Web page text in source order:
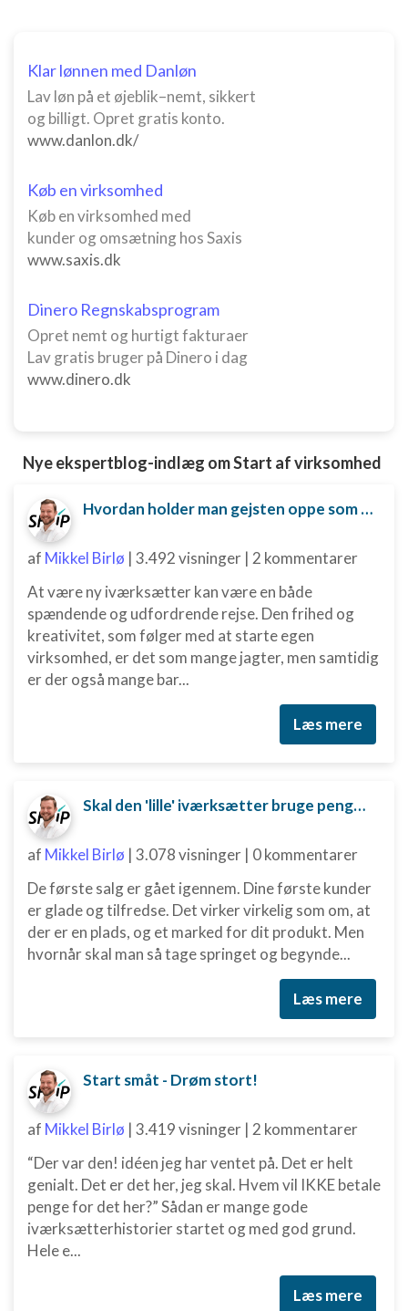
Klar lønnen med Danløn
Lav løn på et øjeblik–nemt, sikkert
og billigt. Opret gratis konto.
www.danlon.dk/
Køb en virksomhed
Køb en virksomhed med
kunder og omsætning hos Saxis
www.saxis.dk
Dinero Regnskabsprogram
Opret nemt og hurtigt fakturaer
Lav gratis bruger på Dinero i dag
www.dinero.dk
Nye ekspertblog-indlæg om Start af virksomhed
Hvordan holder man gejsten oppe som ny iværksætter?
af Mikkel Birlø | 3.492 visninger | 2 kommentarer
At være ny iværksætter kan være en både
spændende og udfordrende rejse. Den frihed og
kreativitet, som følger med at starte egen
virksomhed, er det som mange jagter, men samtidig
er der også mange bar...
Læs mere
Skal den 'lille' iværksætter bruge penge på digital marketing?
af Mikkel Birlø | 3.078 visninger | 0 kommentarer
De første salg er gået igennem. Dine første kunder
er glade og tilfredse. Det virker virkelig som om, at
der er en plads, og et marked for dit produkt. Men
hvornår skal man så tage springet og begynde...
Læs mere
Start småt - Drøm stort!
af Mikkel Birlø | 3.419 visninger | 2 kommentarer
“Der var den! idéen jeg har ventet på. Det er helt
genialt. Det er det her, jeg skal. Hvem vil IKKE betale
penge for det her?” Sådan er mange gode
iværksætterhistorier startet og med god grund.
Hele e...
Læs mere